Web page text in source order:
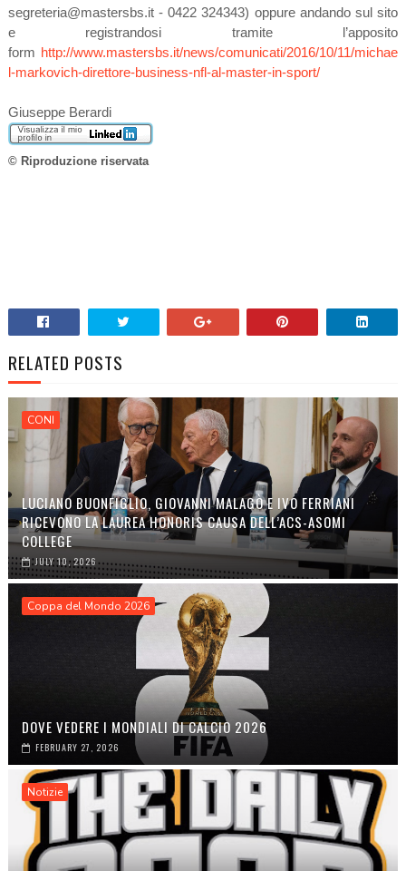
segreteria@mastersbs.it - 0422 324343) oppure andando sul sito
e registrandosi tramite l’apposito
form http://www.mastersbs.it/news/comunicati/2016/10/11/michae
l-markovich-direttore-business-nfl-al-master-in-sport/
Giuseppe Berardi
© Riproduzione riservata
RELATED POSTS
CONI
LUCIANO BUONFIGLIO, GIOVANNI MALAGÒ E IVO FERRIANI
RICEVONO LA LAUREA HONORIS CAUSA DELL’ACS-ASOMI
COLLEGE
JULY 10, 2026
Coppa del Mondo 2026
DOVE VEDERE I MONDIALI DI CALCIO 2026
FEBRUARY 27, 2026
Notizie